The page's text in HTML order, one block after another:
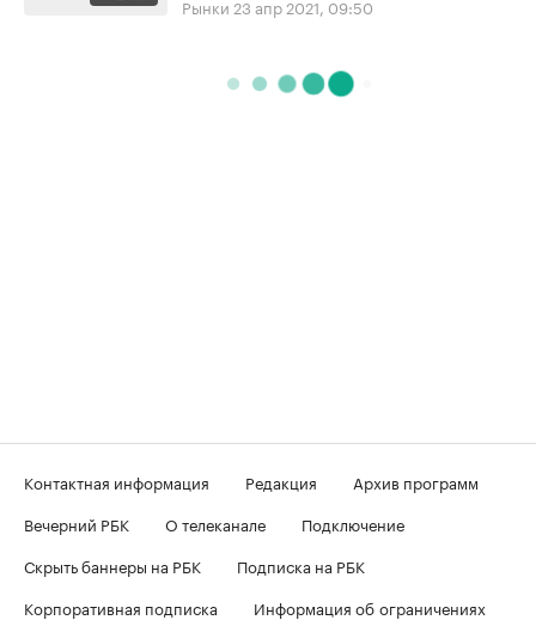
Рынки 23 апр 2021, 09:50
Контактная информация Редакция
Архив программ
Вечерний РБК
О телеканале
Подключение
Скрыть баннеры на РБК
Подписка на РБК
Корпоративная подписка
Информация об ограничениях